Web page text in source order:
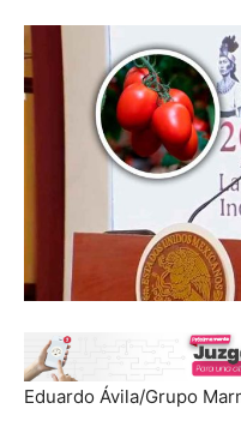
Eduardo Ávila/Grupo